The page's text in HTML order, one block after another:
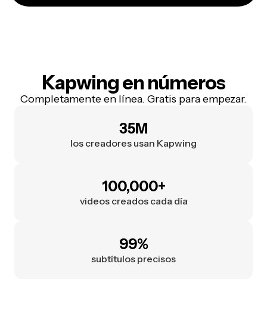
Kapwing en números
Completamente en línea. Gratis para empezar.
35M
los creadores usan Kapwing
100,000+
videos creados cada día
99%
subtítulos precisos